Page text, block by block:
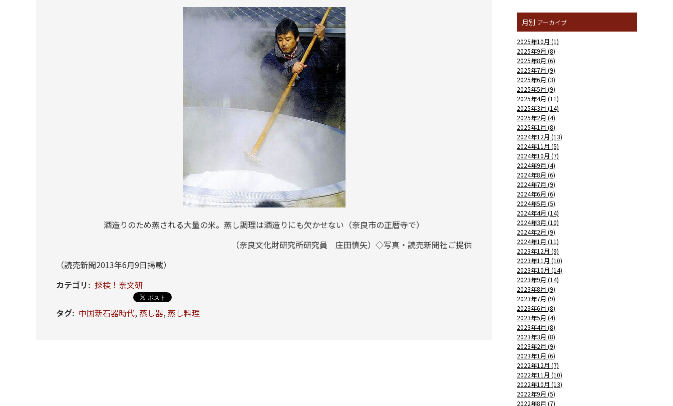
酒造りのため蒸される大量の米。蒸し調理は酒造りにも欠かせない（奈良市の正暦寺で）
（奈良文化財研究所研究員 庄田慎矢）◇写真・読売新聞社ご提供
（読売新聞2013年6月9日掲載）
カテゴリ: 探検！奈文研
タグ: 中国新石器時代, 蒸し器, 蒸し料理
月別 アーカイブ
2025年10月 (1)
2025年9月 (8)
2025年8月 (6)
2025年7月 (9)
2025年6月 (3)
2025年5月 (9)
2025年4月 (11)
2025年3月 (14)
2025年2月 (4)
2025年1月 (8)
2024年12月 (13)
2024年11月 (5)
2024年10月 (7)
2024年9月 (4)
2024年8月 (6)
2024年7月 (9)
2024年6月 (6)
2024年5月 (5)
2024年4月 (14)
2024年3月 (10)
2024年2月 (9)
2024年1月 (11)
2023年12月 (9)
2023年11月 (10)
2023年10月 (14)
2023年9月 (14)
2023年8月 (9)
2023年7月 (9)
2023年6月 (8)
2023年5月 (4)
2023年4月 (8)
2023年3月 (8)
2023年2月 (9)
2023年1月 (6)
2022年12月 (7)
2022年11月 (10)
2022年10月 (13)
2022年9月 (5)
2022年8月 (7)